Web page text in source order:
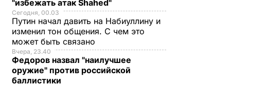
"избежать атак Shahed"
Сегодня, 00.03
Путин начал давить на Набиуллину и
изменил тон общения. С чем это
может быть связано
Вчера, 23.40
Федоров назвал "наилучшее
оружие" против российской
баллистики